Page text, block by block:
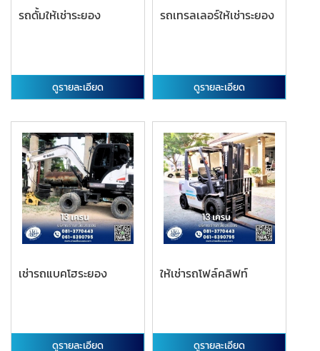
รถดั้มให้เช่าระยอง
ดูรายละเอียด
รถเทรลเลอร์ให้เช่าระยอง
ดูรายละเอียด
เช่ารถแบคโฮระยอง
ดูรายละเอียด
ให้เช่ารถโฟล์คลิฟท์
ดูรายละเอียด